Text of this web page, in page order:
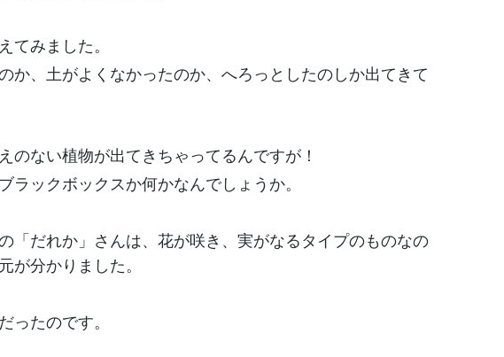
てみました。
か、土がよくなかったのか、へろっとしたのしか出てきて
のない植物が出てきちゃってるんですが！
ラックボックスか何かなんでしょうか。
「だれか」さんは、花が咲き、実がなるタイプのものなの
が分かりました。
ったのです。